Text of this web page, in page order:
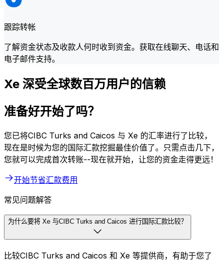
跟踪转帐
了解资金状态及收款人何时收到资金。获取在线聊天、电话和
电子邮件支持。
Xe 深受全球数百万用户的信赖
准备好开始了吗？
您已将CIBC Turks and Caicos 与 Xe 的汇率进行了比较，
现在是时候为您的国际汇款挖掘最佳价值了。只需点击几下，
您就可以完成首次转账--现在就开始，让您的资金走得更远！
开始节省汇款费用
常见问题解答
为什么要将 Xe 与CIBC Turks and Caicos 进行国际汇款比较？
比较CIBC Turks and Caicos 和 Xe 等提供商，有助于您了